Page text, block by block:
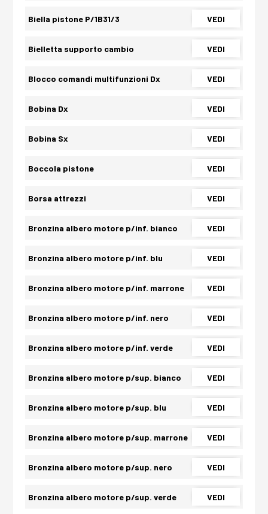
Biella pistone P/1B31/3 VEDI
Bielletta supporto cambio VEDI
Blocco comandi multifunzioni Dx VEDI
Bobina Dx VEDI
Bobina Sx VEDI
Boccola pistone VEDI
Borsa attrezzi VEDI
Bronzina albero motore p/inf. bianco VEDI
Bronzina albero motore p/inf. blu VEDI
Bronzina albero motore p/inf. marrone VEDI
Bronzina albero motore p/inf. nero VEDI
Bronzina albero motore p/inf. verde VEDI
Bronzina albero motore p/sup. bianco VEDI
Bronzina albero motore p/sup. blu VEDI
Bronzina albero motore p/sup. marrone VEDI
Bronzina albero motore p/sup. nero VEDI
Bronzina albero motore p/sup. verde VEDI